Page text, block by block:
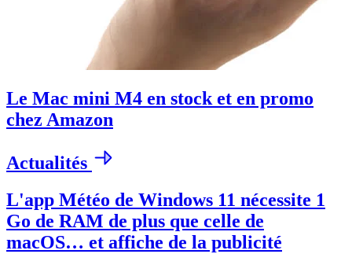
Le Mac mini M4 en stock et en promo
chez Amazon
Actualités
L'app Météo de Windows 11 nécessite 1
Go de RAM de plus que celle de
macOS… et affiche de la publicité